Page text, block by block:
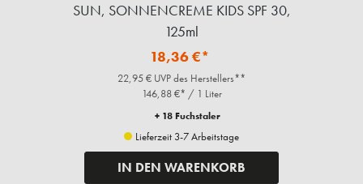
SUN, SONNENCREME KIDS SPF 30,
125ml
18,36 €*
22,95 € UVP des Herstellers**
146,88 €* / 1 Liter
+ 18 Fuchstaler
Lieferzeit 3-7 Arbeitstage
IN DEN WARENKORB